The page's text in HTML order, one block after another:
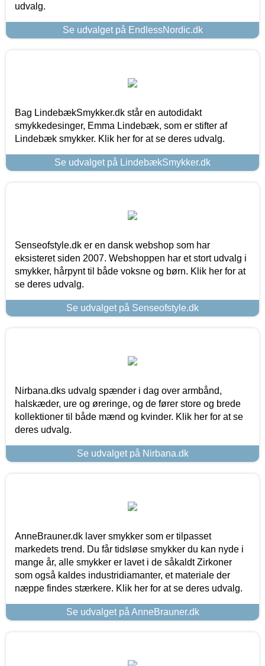
udvalg.
Se udvalget på EndlessNordic.dk
Bag LindebækSmykker.dk står en autodidakt
smykkedesinger, Emma Lindebæk, som er stifter af
Lindebæk smykker. Klik her for at se deres udvalg.
Se udvalget på LindebækSmykker.dk
Senseofstyle.dk er en dansk webshop som har
eksisteret siden 2007. Webshoppen har et stort udvalg i
smykker, hårpynt til både voksne og børn. Klik her for at
se deres udvalg.
Se udvalget på Senseofstyle.dk
Nirbana.dks udvalg spænder i dag over armbånd,
halskæder, ure og øreringe, og de fører store og brede
kollektioner til både mænd og kvinder. Klik her for at se
deres udvalg.
Se udvalget på Nirbana.dk
AnneBrauner.dk laver smykker som er tilpasset
markedets trend. Du får tidsløse smykker du kan nyde i
mange år, alle smykker er lavet i de såkaldt Zirkoner
som også kaldes industridiamanter, et materiale der
næppe findes stærkere. Klik her for at se deres udvalg.
Se udvalget på AnneBrauner.dk